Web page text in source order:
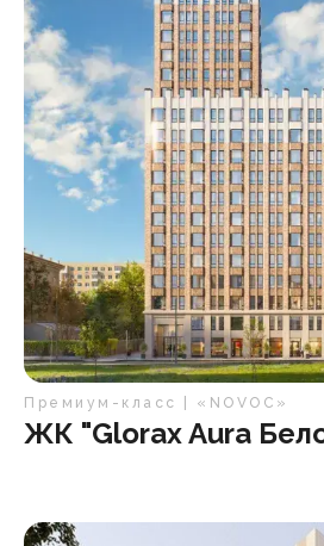
Премиум-класс | «NOVOC»
ЖК "Glorax Aura